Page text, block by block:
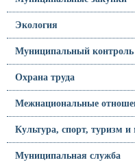
Экология
Муниципальный контроль
Охрана труда
Межнациональные
Культура, спорт, туризм
Муниципальная служба